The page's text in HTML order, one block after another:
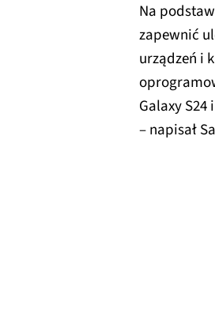
Na
zapewnić
urządzeń i
Galaxy
– napisał